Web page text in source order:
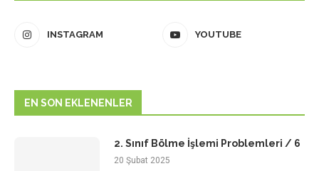
INSTAGRAM YOUTUBE
EN SON EKLENENLER
2. Sınıf Bölme İşlemi Problemleri / 6
20 Şubat 2025